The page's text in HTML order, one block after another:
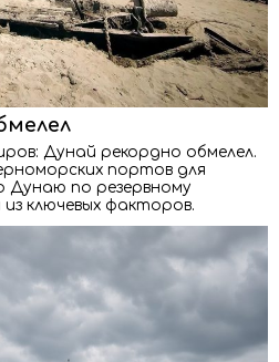
Дунай рекордно обмелел.
портов для
Дунаю по резервному
ключевых факторов.